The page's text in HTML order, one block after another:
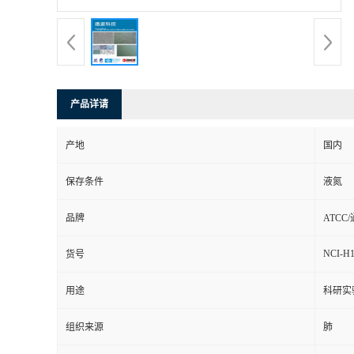
产品详请
产地 国内
保存条件 液氮
品牌 ATCC/
货号 NCI-
用途 科研实
组织来源 肺